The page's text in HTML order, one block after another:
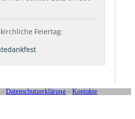
- Datenschutzerklärung - Kontakte